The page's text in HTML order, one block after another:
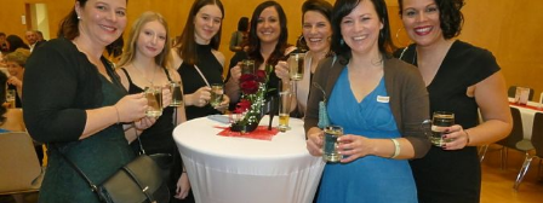
zusammen mit 30 Gästen beim Rodeln am
Hochwurzen nahe Schladming.
Insgesamt standen über 160 Kräfte der Feuerwehr,
Rettung und Polizei im Einsatz. Die Landesstraße
wurde für die Bergungsarbeiten gesperrt. Der
Reisebus wurde über Weisung der Staatsanwaltschaft